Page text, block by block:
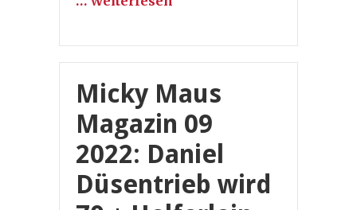
Micky Maus
Magazin 09
2022: Daniel
Düsentrieb wird